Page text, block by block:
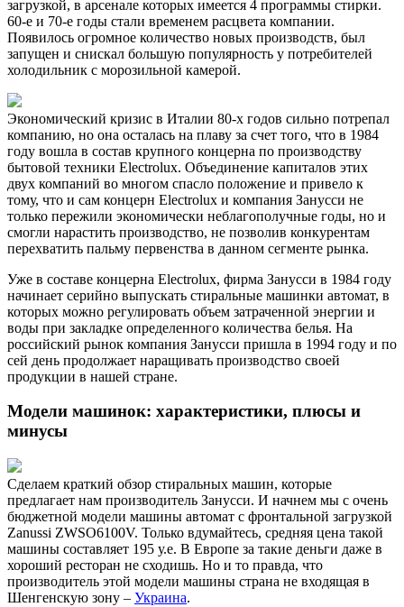
загрузкой, в арсенале которых имеется 4 программы стирки.
60-е и 70-е годы стали временем расцвета компании.
Появилось огромное количество новых производств, был
запущен и снискал большую популярность у потребителей
холодильник с морозильной камерой.
Экономический кризис в Италии 80-х годов сильно потрепал
компанию, но она осталась на плаву за счет того, что в 1984
году вошла в состав крупного концерна по производству
бытовой техники Electrolux. Объединение капиталов этих
двух компаний во многом спасло положение и привело к
тому, что и сам концерн Electrolux и компания Занусси не
только пережили экономически неблагополучные годы, но и
смогли нарастить производство, не позволив конкурентам
перехватить пальму первенства в данном сегменте рынка.
Уже в составе концерна Electrolux, фирма Занусси в 1984 году
начинает серийно выпускать стиральные машинки автомат, в
которых можно регулировать объем затраченной энергии и
воды при закладке определенного количества белья. На
российский рынок компания Занусси пришла в 1994 году и по
сей день продолжает наращивать производство своей
продукции в нашей стране.
Модели машинок: характеристики, плюсы и
минусы
Сделаем краткий обзор стиральных машин, которые
предлагает нам производитель Занусси. И начнем мы с очень
бюджетной модели машины автомат с фронтальной загрузкой
Zanussi ZWSO6100V. Только вдумайтесь, средняя цена такой
машины составляет 195 у.е. В Европе за такие деньги даже в
хороший ресторан не сходишь. Но и то правда, что
производитель этой модели машины страна не входящая в
Шенгенскую зону – Украина.